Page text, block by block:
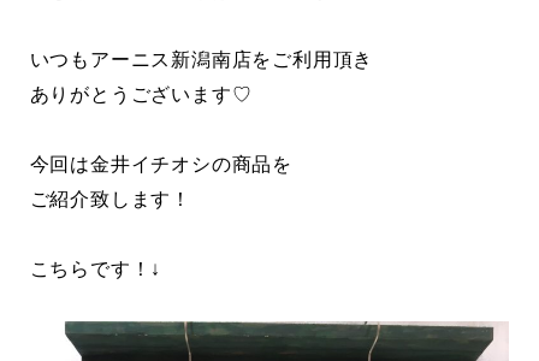
いつもアーニス新潟南店をご利用頂き
ありがとうございます♡
今回は金井イチオシの商品を
ご紹介致します！
こちらです！↓